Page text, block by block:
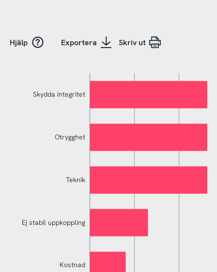
Hjälp Exportera Skriv ut
Skydda integritet
Otrygghet
Teknik
Ej stabil uppkoppling
Kostnad